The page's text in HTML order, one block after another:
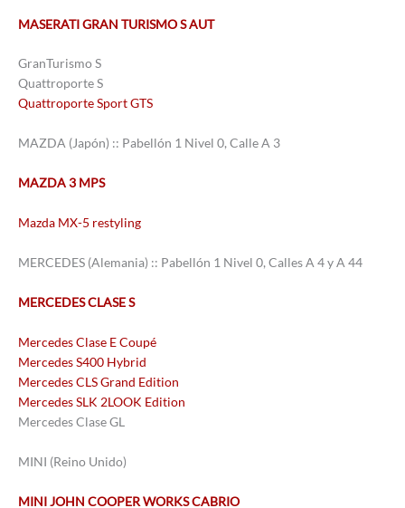
MASERATI GRAN TURISMO S AUT
GranTurismo S
Quattroporte S
Quattroporte Sport GTS
MAZDA (Japón) :: Pabellón 1 Nivel 0, Calle A 3
MAZDA 3 MPS
Mazda MX-5 restyling
MERCEDES (Alemania) :: Pabellón 1 Nivel 0, Calles A 4 y A 44
MERCEDES CLASE S
Mercedes Clase E Coupé
Mercedes S400 Hybrid
Mercedes CLS Grand Edition
Mercedes SLK 2LOOK Edition
Mercedes Clase GL
MINI (Reino Unido)
MINI JOHN COOPER WORKS CABRIO